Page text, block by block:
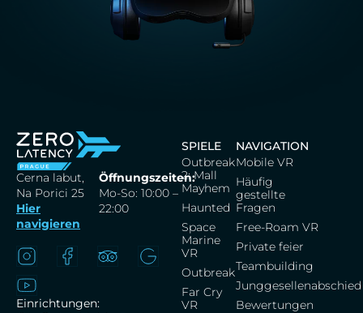
Cerna labut,
Na Porici 25
Hier
navigieren
Öffnungszeiten:
Mo-So: 10:00 –
22:00
Einrichtungen:
SPIELE
Outbreak
2: Mall
Mayhem
Haunted
Space
Marine
VR
Outbreak
Far Cry
VR
NAVIGATION
Mobile VR
Häufig
gestellte
Fragen
Free-Roam VR
Private feier
Teambuilding
Junggesellenabschied
Bewertungen